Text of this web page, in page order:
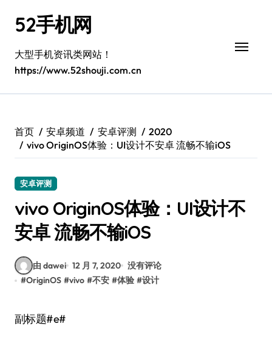
52手机网
大型手机资讯类网站！
https://www.52shouji.com.cn
首页 安卓频道 安卓评测
2020
vivo OriginOS体验：UI设计不安卓 流畅不输iOS
安卓评测
vivo OriginOS体验：UI设计不
安卓 流畅不输iOS
由 dawei 12 月 7, 2020 没有评论
#OriginOS #vivo #不安 #体验 #设计
副标题#e#